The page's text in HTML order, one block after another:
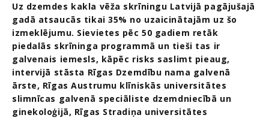
Uz dzemdes kakla vēža skrīningu Latvijā pagājušajā
gadā atsaucās tikai 35% no uzaicinātajām uz šo
izmeklējumu. Sievietes pēc 50 gadiem retāk
piedalās skrīninga programmā un tieši tas ir
galvenais iemesls, kāpēc risks saslimt pieaug,
intervijā stāsta Rīgas Dzemdību nama galvenā
ārste, Rīgas Austrumu klīniskās universitātes
slimnīcas galvenā speciāliste dzemdniecībā un
ginekoloģijā, Rīgas Stradiņa universitātes